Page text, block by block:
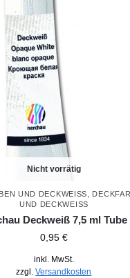
Nicht vorrätig
UND DECKWEISS
UND DECKWEISS
Deckweiß 7,5 ml Tube
0,95 €
inkl. MwSt.
zzgl.Versandkosten